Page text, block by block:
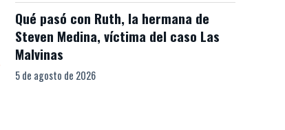
Qué pasó con Ruth, la hermana de
Steven Medina, víctima del caso Las
Malvinas
5 de agosto de 2026